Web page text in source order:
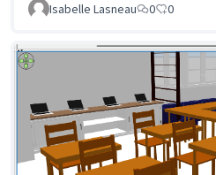
Isabelle Lasneau
0 0